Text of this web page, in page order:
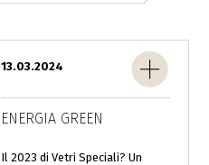
13.03.2024
ENERGIA GREEN
Il 2023 di Vetri Speciali? Un